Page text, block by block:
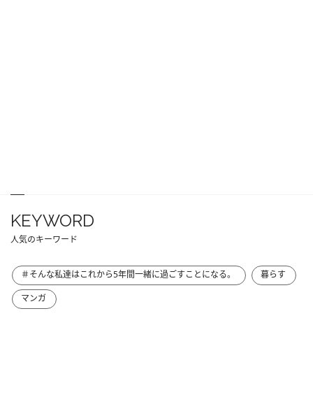
KEYWORD
人気のキーワード
＃そんな私達はこれから5年間一緒に過ごすことになる。
暮らす
マンガ